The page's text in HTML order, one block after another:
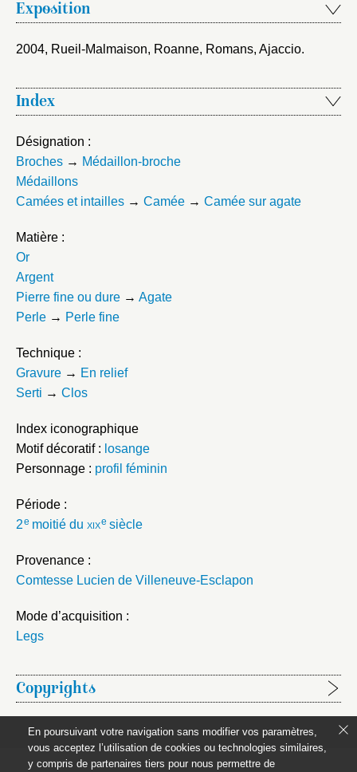
Exposition
2004, Rueil-Malmaison, Roanne, Romans, Ajaccio.
Index
Désignation :
Broches → Médaillon-broche
Médaillons
Camées et intailles → Camée → Camée sur agate
Matière :
Or
Argent
Pierre fine ou dure → Agate
Perle → Perle fine
Technique :
Gravure → En relief
Serti → Clos
Index iconographique
Motif décoratif : losange
Personnage : profil féminin
Période :
2e moitié du xixe siècle
Provenance :
Comtesse Lucien de Villeneuve-Esclapon
Mode d’acquisition :
Legs
Copyrights
Étapes de publication :
Claudette Joannis, 30 juin 2010, rédaction de la notice
pour première publication.
En poursuivant votre navigation sans modifier vos paramètres,
vous acceptez l’utilisation de cookies ou technologies similaires,
y compris de partenaires tiers pour nous permettre de